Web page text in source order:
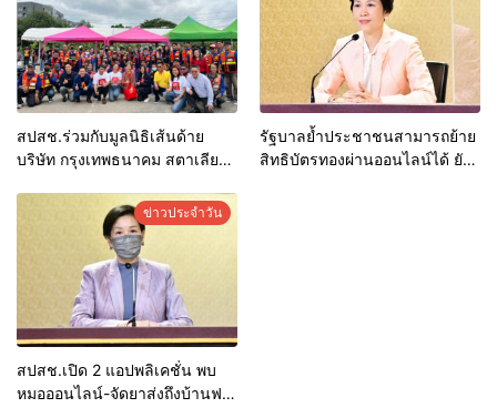
สปสช.ร่วมกับมูลนิธิเส้นด้าย
บริษัท กรุงเทพธนาคม สตาเลียน
ทีมลุยตรวจสุขภาพ และตรวจ
สุขภาพช่องปากและฟัน ให้กับวิน
จักรยานยนต์รับจ้างสาธารณะทั้ง
รัฐบาลย้ำประชาชนสามารถย้าย
สิทธิบัตรทองผ่านออนไลน์ได้ ยัน
ข่าวประจำวัน
สปสช.เปิด 2 แอปพลิเคชั่น พบ
หมอออนไลน์-จัดยาส่งถึงบ้านฟรี